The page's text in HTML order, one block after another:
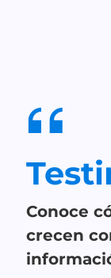
Conoce
crecen